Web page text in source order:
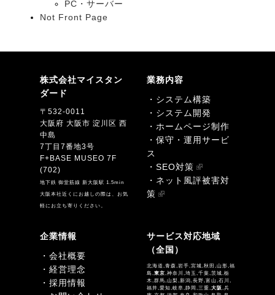
PC・サーバー
Not Front Page
株式会社マイスタン
ダード
〒532-0011
大阪府 大阪市 淀川区 西
中島
7丁目7番地3号
F+BASE MUSEO 7F
(702)
地下鉄 御堂筋線 新大阪駅 1.5min
大阪本社近くにお越しの際は、お気
軽にお立ち寄りください。
業務内容
・システム構築
・システム開発
・ホームページ制作
・保守・運用サービ
ス
・SEO対策
・ネット風評被害対
策
企業情報
・会社概要
・経営理念
・採用情報
サービス対応地域
（全国）
北海道,青森,岩手,宮城,秋田,山形,福
島,東京,神奈川,埼玉,千葉,茨城,栃
木,群馬,山梨,新潟,長野,富山,石川,
福井,愛知,岐阜,静岡,三重,大阪,兵